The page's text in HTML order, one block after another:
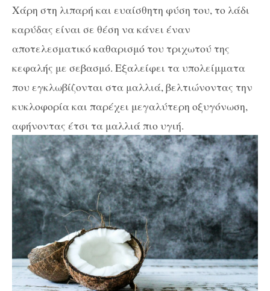
Χάρη στη λιπαρή και ευαίσθητη φύση του, το λάδι
καρύδας είναι σε θέση να κάνει έναν
αποτελεσματικό καθαρισμό του τριχωτού της
κεφαλής με σεβασμό. Εξαλείφει τα υπολείμματα
που εγκλωβίζονται στα μαλλιά, βελτιώνοντας την
κυκλοφορία και παρέχει μεγαλύτερη οξυγόνωση,
αφήνοντας έτσι τα μαλλιά πιο υγιή.